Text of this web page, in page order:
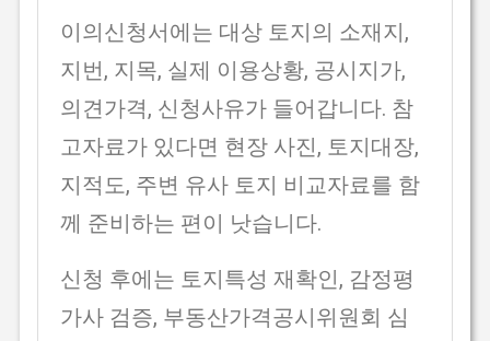
이의신청서에는 대상 토지의 소재지,
지번, 지목, 실제 이용상황, 공시지가,
의견가격, 신청사유가 들어갑니다. 참
고자료가 있다면 현장 사진, 토지대장,
지적도, 주변 유사 토지 비교자료를 함
께 준비하는 편이 낫습니다.
신청 후에는 토지특성 재확인, 감정평
가사 검증, 부동산가격공시위원회 심